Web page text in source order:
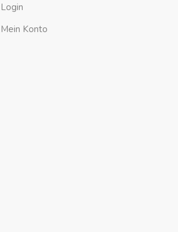
Login
Mein Konto